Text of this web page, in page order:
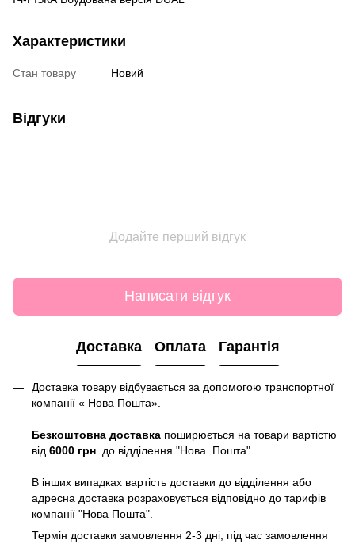
Характеристики
Стан товару Новий
Відгуки
Додайте перший відгук
Написати відгук
Доставка Оплата Гарантія
Доставка товару відбувається за допомогою транспортної
компанії « Нова Пошта».
Безкоштовна доставка поширюється на товари вартістю
від 6000 грн . до відділення "Нова Пошта".
В інших випадках вартість доставки до відділення або
адресна доставка розраховується відповідно до тарифів
компанії "Нова Пошта".
Термін доставки замовлення 2-3 дні, під час замовлення